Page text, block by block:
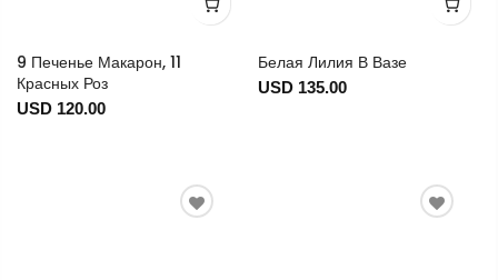
9 Печенье Макарон, 11
Красных Роз
USD 120.00
Белая Лилия В Вазе
USD 135.00